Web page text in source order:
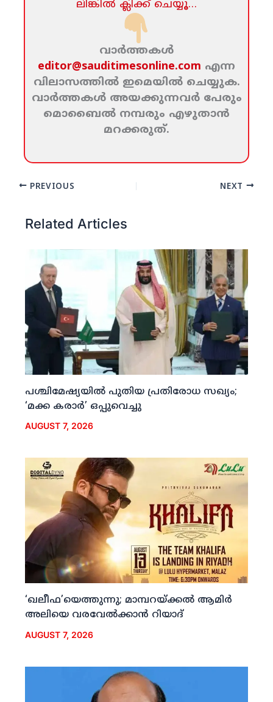
ലിങ്കില്‍ ക്ലിക്ക്‌ ചെയ്യൂ…
വാര്‍ത്തകള്‍
editor@sauditimesonline.com എന്ന
വിലാസത്തില്‍ ഇമെയില്‍ ചെയ്യുക.
വാര്‍ത്തകള്‍ അയക്കുന്നവര്‍ പേരും
മൊബൈല്‍ നമ്പരും എഴുതാന്‍
മറക്കരുത്‌.
PREVIOUS NEXT
Related Articles
പശ്ചിമേഷ്യയില്‍ പുതിയ പ്രതിരോധ സഖ്യം;
‘മക്ക കരാര്‍’ ഒപ്പുവെച്ചു
AUGUST 7, 2026
‘ഖലീഫ’യെത്തുന്നു; മാമ്പറയ്ക്കല്‍ ആമിര്‍
അലിയെ വരവേല്‍ക്കാന്‍ റിയാദ്
AUGUST 7, 2026